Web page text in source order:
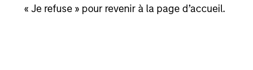
« Je refuse » pour revenir à la page d’accueil.